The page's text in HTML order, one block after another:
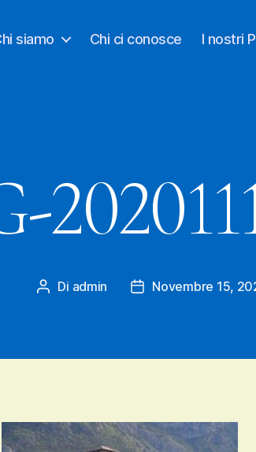
siamo Chi ci conosce I nostri
Autore
Di admin
DataNovembre 15,